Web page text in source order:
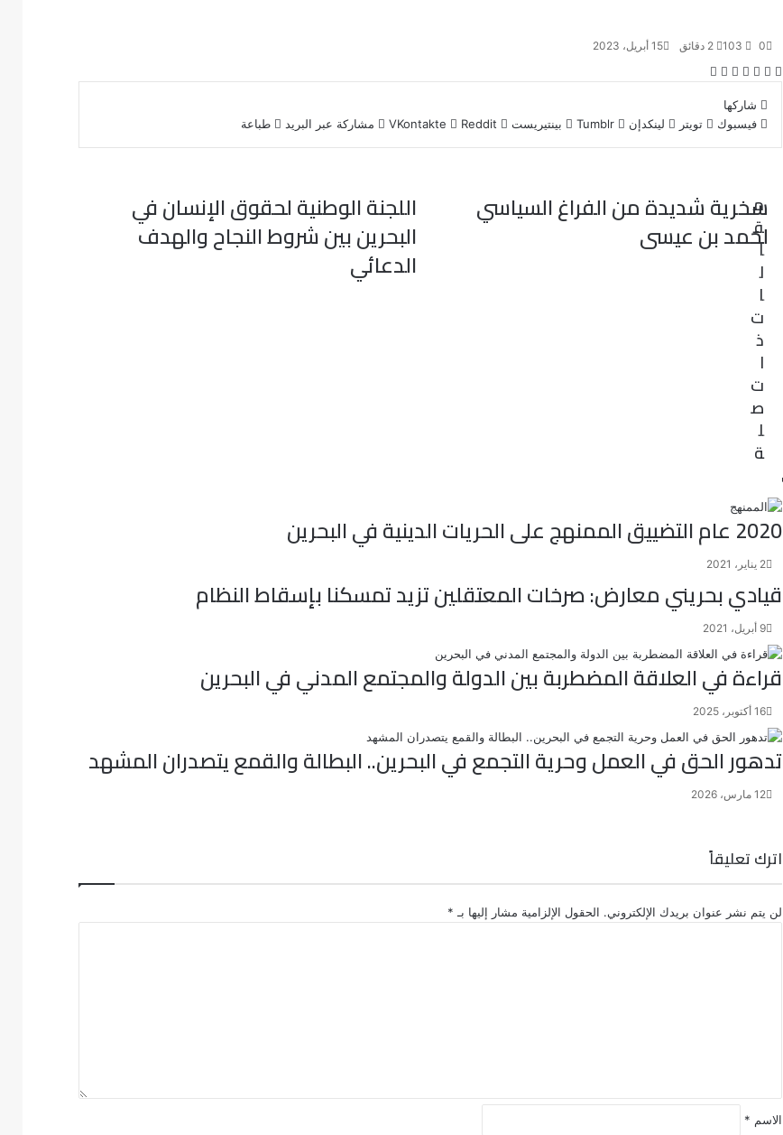
15 أبريل، 2023 0
ف
س
و
ت
ر
ل
ن
ك
د
u
m
b
ب
ن
ت
ي
س
ت
d
d
س
ا
شاركها
فيسبوك
تويتر لينكدإن بينتيريست مشاركة عبر البريد طباعة
اللجنة الوطنية لحقوق الإنسان في
البحرين بين شروط النجاح والهدف
الدعائي
سخرية شديدة من الفراغ السياسي
لحمد بن عيسى
م
ق
ا
ل
ا
ت
ذ
ا
ت
ص
ل
ة
2020 عام التضييق الممنهج على الحريات الدينية في البحرين
2 يناير، 2021
قيادي بحريني معارض: صرخات المعتقلين تزيد تمسكنا بإسقاط النظام
9 أبريل، 2021
قراءة في العلاقة المضطربة بين الدولة والمجتمع المدني في البحرين
16 أكتوبر، 2025
تدهور الحق في العمل وحرية التجمع في البحرين.. البطالة والقمع يتصدران المشهد
12 مارس، 2026
اترك تعليقاً
لن يتم نشر عنوان بريدك الإلكتروني. الحقول الإلزامية مشار إليها بـ *
الاسم *